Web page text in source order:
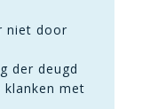
niet door
der deugd
met